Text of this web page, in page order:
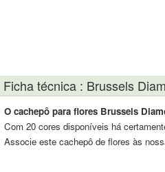
Ficha técnica : Brussels
O cachepô para flores Brussels
Com 20 cores disponíveis há
Associe este cachepô de flores às